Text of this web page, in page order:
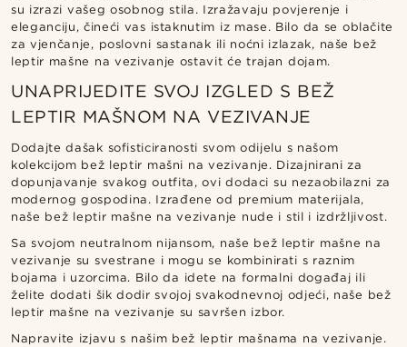
su izrazi vašeg osobnog stila. Izražavaju povjerenje i
eleganciju, čineći vas istaknutim iz mase. Bilo da se oblačite
za vjenčanje, poslovni sastanak ili noćni izlazak, naše bež
leptir mašne na vezivanje ostavit će trajan dojam.
UNAPRIJEDITE SVOJ IZGLED S BEŽ
LEPTIR MAŠNOM NA VEZIVANJE
Dodajte dašak sofisticiranosti svom odijelu s našom
kolekcijom bež leptir mašni na vezivanje. Dizajnirani za
dopunjavanje svakog outfita, ovi dodaci su nezaobilazni za
modernog gospodina. Izrađene od premium materijala,
naše bež leptir mašne na vezivanje nude i stil i izdržljivost.
Sa svojom neutralnom nijansom, naše bež leptir mašne na
vezivanje su svestrane i mogu se kombinirati s raznim
bojama i uzorcima. Bilo da idete na formalni događaj ili
želite dodati šik dodir svojoj svakodnevnoj odjeći, naše bež
leptir mašne na vezivanje su savršen izbor.
Napravite izjavu s našim bež leptir mašnama na vezivanje.